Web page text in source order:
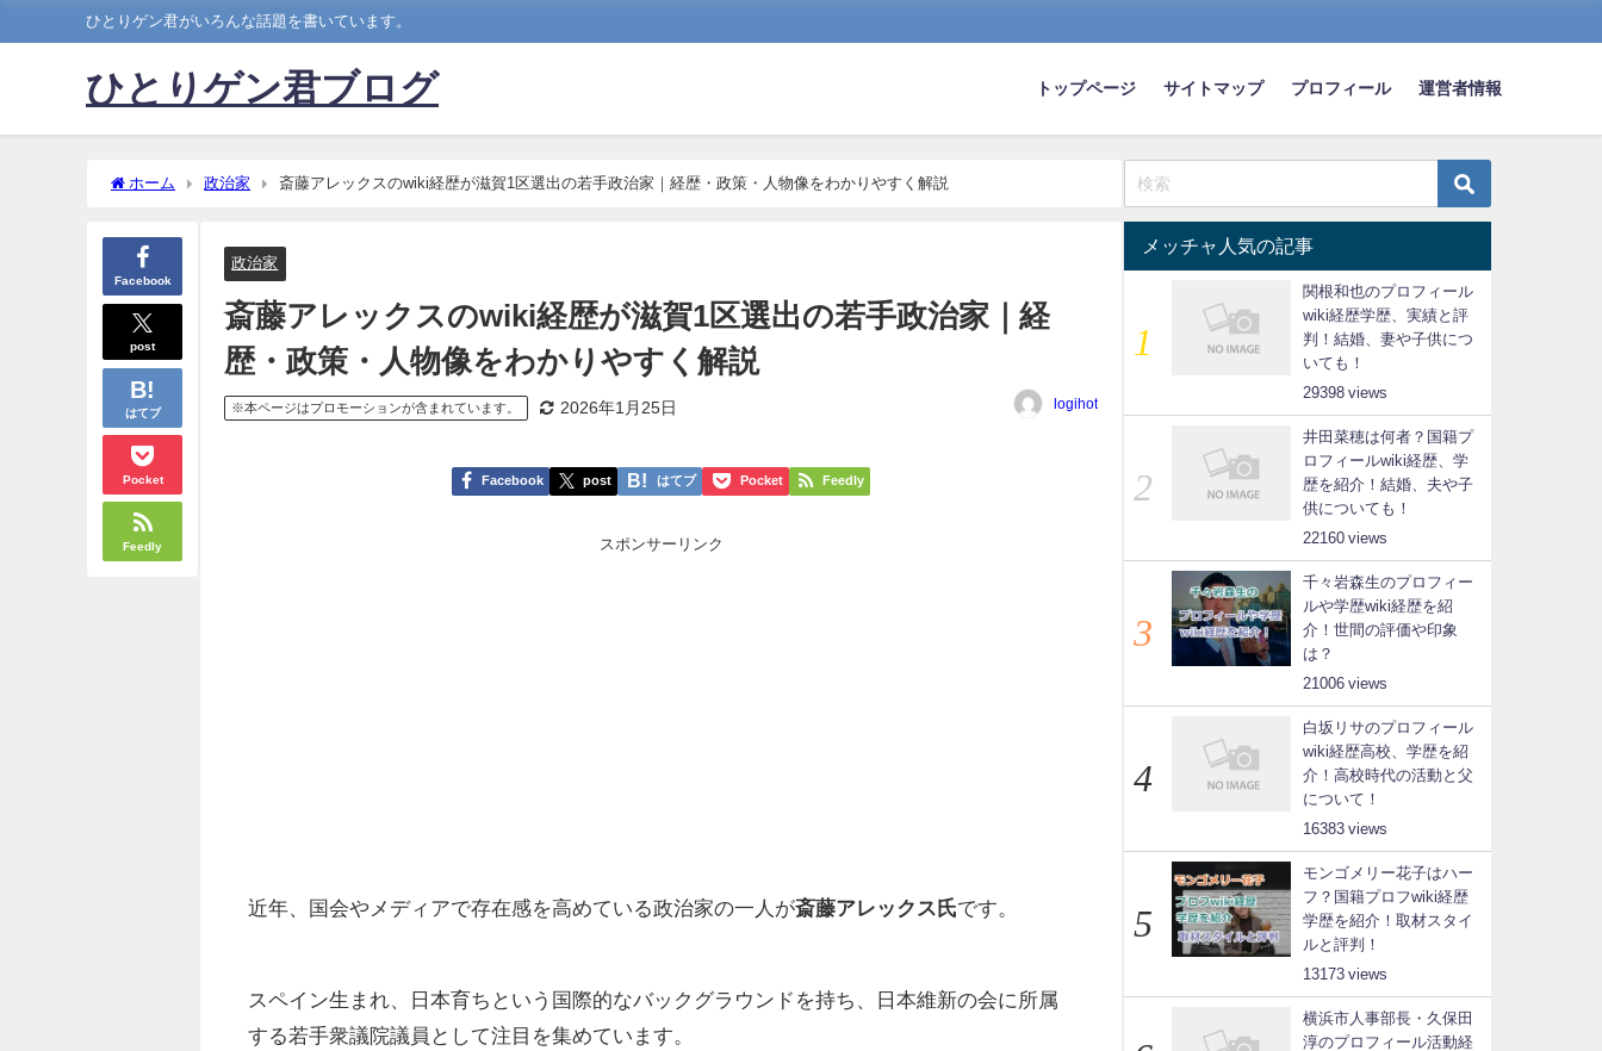
ひとりゲン君がいろんな話題を書いています。
ひとりゲン君ブログ トップページ サイトマップ プロフィール 運営者情報
ホーム 政治家 斎藤アレックスのwiki経歴が滋賀1区選出の若手政治家｜経歴・政策・人物像をわかりやすく解説
Facebook
post
はてブ
Pocket
Feedly
政治家
斎藤アレックスのwiki経歴が滋賀1区選出の若手政治家｜経
歴・政策・人物像をわかりやすく解説
※本ページはプロモーションが含まれています。 2026年1月25日 logihot
Facebook post はてブ Pocket Feedly
スポンサーリンク
近年、国会やメディアで存在感を高めている政治家の一人が斎藤アレックス氏です。
スペイン生まれ、日本育ちという国際的なバックグラウンドを持ち、日本維新の会に所属
する若手衆議院議員として注目を集めています。
メッチャ人気の記事
関根和也のプロフィール
wiki経歴学歴、実績と評
判！結婚、妻や子供につ
いても！
29398
井田菜穂は何者？国籍プ
ロフィールwiki経歴、学
歴を紹介！結婚、夫や子
供についても！
22160
千々岩森生のプロフィー
ルや学歴wiki経歴を紹
介！世間の評価や印象
は？
21006
白坂リサのプロフィール
wiki経歴高校、学歴を紹
介！高校時代の活動と父
について！
16383
モンゴメリー花子はハー
フ？国籍プロフwiki経歴
学歴を紹介！取材スタイ
ルと評判！
13173
横浜市人事部長・久保田
淳のプロフィール活動経